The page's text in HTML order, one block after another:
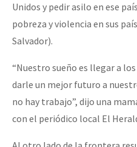
Unidos y pedir asilo en ese
pobreza y violencia en sus
Salvador).
“Nuestro sueño es llegar a
darle un mejor futuro a
no hay trabajo”, dijo una
con el periódico local El